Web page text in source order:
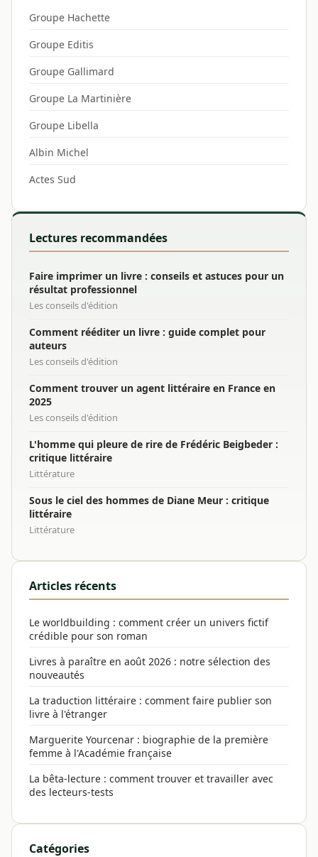
Groupe Hachette
Groupe Editis
Groupe Gallimard
Groupe La Martinière
Groupe Libella
Albin Michel
Actes Sud
Lectures recommandées
Faire imprimer un livre : conseils et astuces pour un
résultat professionnel
Les conseils d'édition
Comment rééditer un livre : guide complet pour
auteurs
Les conseils d'édition
Comment trouver un agent littéraire en France en
2025
Les conseils d'édition
L'homme qui pleure de rire de Frédéric Beigbeder :
critique littéraire
Littérature
Sous le ciel des hommes de Diane Meur : critique
littéraire
Littérature
Articles récents
Le worldbuilding : comment créer un univers fictif
crédible pour son roman
Livres à paraître en août 2026 : notre sélection des
nouveautés
La traduction littéraire : comment faire publier son
livre à l'étranger
Marguerite Yourcenar : biographie de la première
femme à l'Académie française
La bêta-lecture : comment trouver et travailler avec
des lecteurs-tests
Catégories